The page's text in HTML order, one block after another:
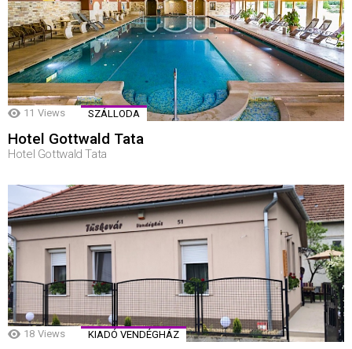
11 Views SZÁLLODA
Hotel Gottwald Tata
Hotel Gottwald Tata
18 Views KIADÓ VENDÉGHÁZ